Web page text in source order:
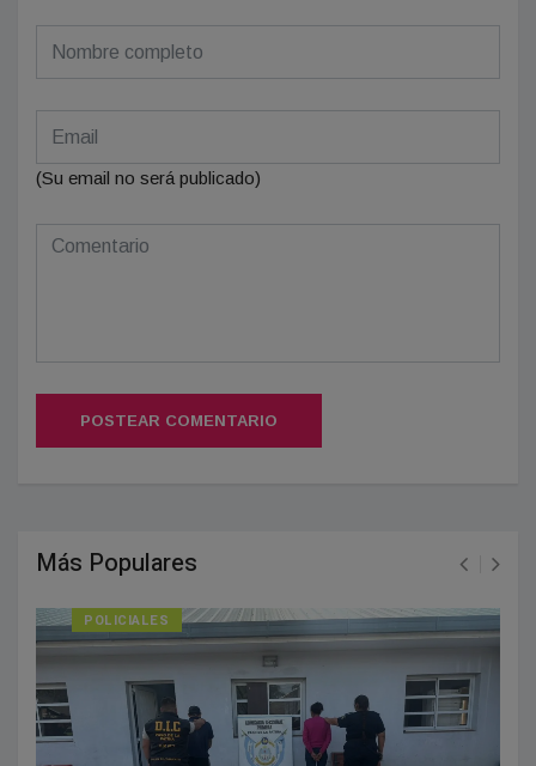
(Su email no será publicado)
POSTEAR COMENTARIO
Más Populares
POLICIALES